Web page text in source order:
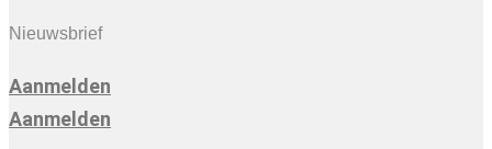
Nieuwsbrief
Aanmelden
Aanmelden